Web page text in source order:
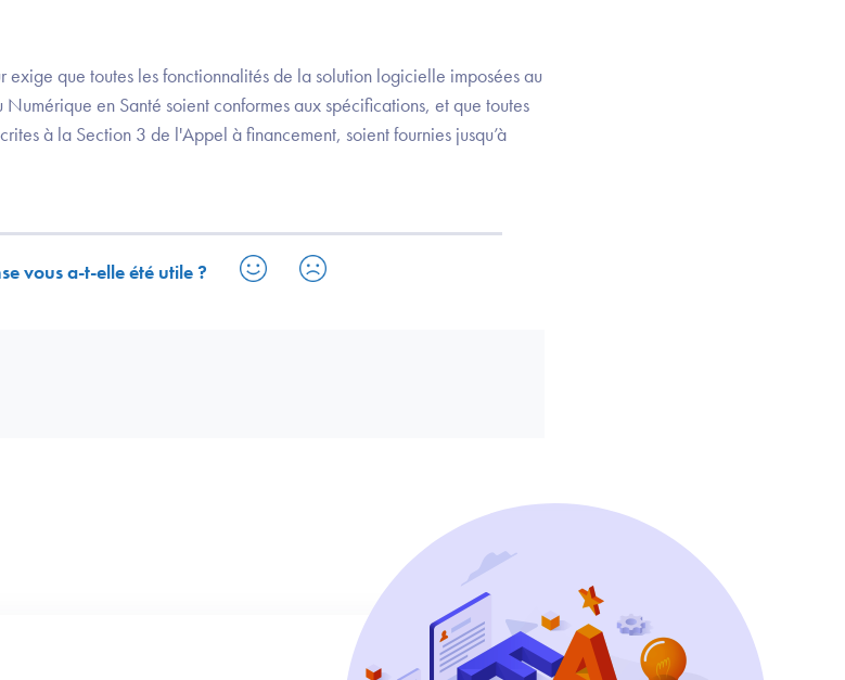
exige que toutes les fonctionnalités de la solution logicielle imposées au
en Santé soient conformes aux spécifications, et que toutes
à la Section 3 de l'Appel à financement, soient fournies jusqu’à
vous a-t-elle été utile ?